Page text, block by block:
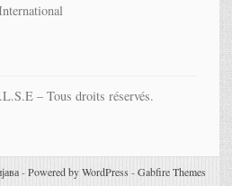
– Tous droits réservés.
-Powered by WordPress -Gabfire Themes